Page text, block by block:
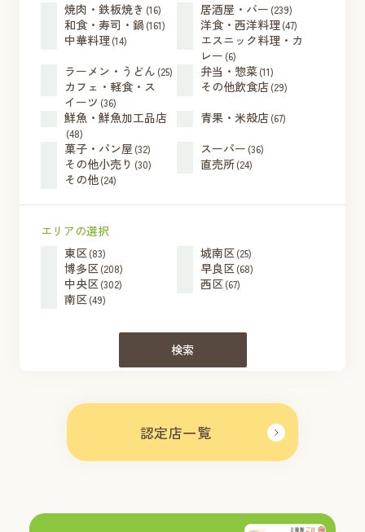
認定店一覧
焼肉・鉄板焼き (16) 居酒屋・バー (239)
和食・寿司・鍋 (161) 洋食・西洋料理 (47)
中華料理 (14)
エスニック料理・カ
レー (6)
ラーメン・うどん (25) 弁当・惣菜(11)
カフェ・軽食・ス
イーツ (36)
その他飲食店(29)
鮮魚・鮮魚加工品店
(48)
青果・米殻店(67)
菓子・パン屋 (32) スーパー (36)
その他小売り (30) 直売所(24)
その他(24)
エリアの選択
東区(83) 城南区(25)
博多区(208) 早良区(68)
中央区(302) 西区(67)
南区(49)
検索